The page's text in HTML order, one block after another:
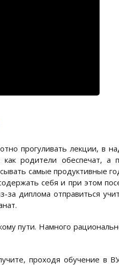
прогуливать лекции, в
родители обеспечат, а
самые продуктивные
себя и при этом
за диплома отправиться
пути. Намного
проходя обучение в